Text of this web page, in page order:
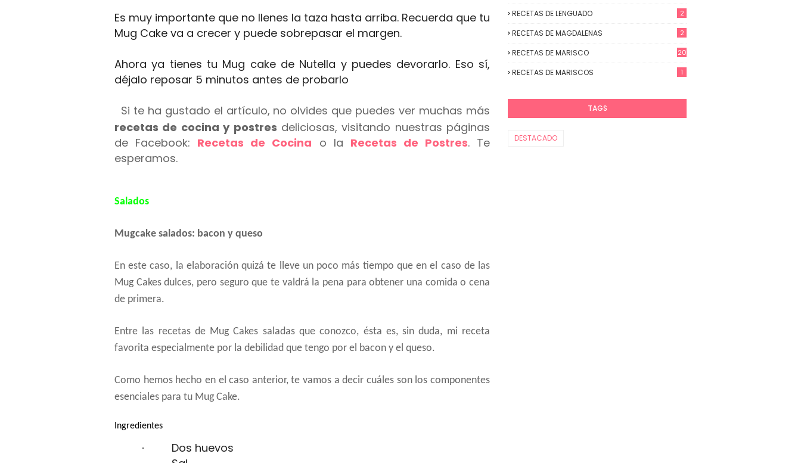
Es muy importante que no llenes la taza hasta arriba. Recuerda que tu
Mug Cake va a crecer y puede sobrepasar el margen.
Ahora ya tienes tu Mug cake de Nutella y puedes devorarlo. Eso sí,
déjalo reposar 5 minutos antes de probarlo
Si te ha gustado el artículo, no olvides que puedes ver muchas más
recetas de cocina y postres deliciosas, visitando nuestras páginas
de Facebook: Recetas de Cocina o la Recetas de Postres. Te
esperamos.
Salados
Mugcake salados: bacon y queso
En este caso, la elaboración quizá te lleve un poco más tiempo que en el caso de las
Mug Cakes dulces, pero seguro que te valdrá la pena para obtener una comida o cena
de primera.
Entre las recetas de Mug Cakes saladas que conozco, ésta es, sin duda, mi receta
favorita especialmente por la debilidad que tengo por el bacon y el queso.
Como hemos hecho en el caso anterior, te vamos a decir cuáles son los componentes
esenciales para tu Mug Cake.
Ingredientes
· Dos huevos
RECETAS DE LENGUADO 2
RECETAS DE MAGDALENAS 2
RECETAS DE MARISCO 20
RECETAS DE MARISCOS 1
TAGS
DESTACADO